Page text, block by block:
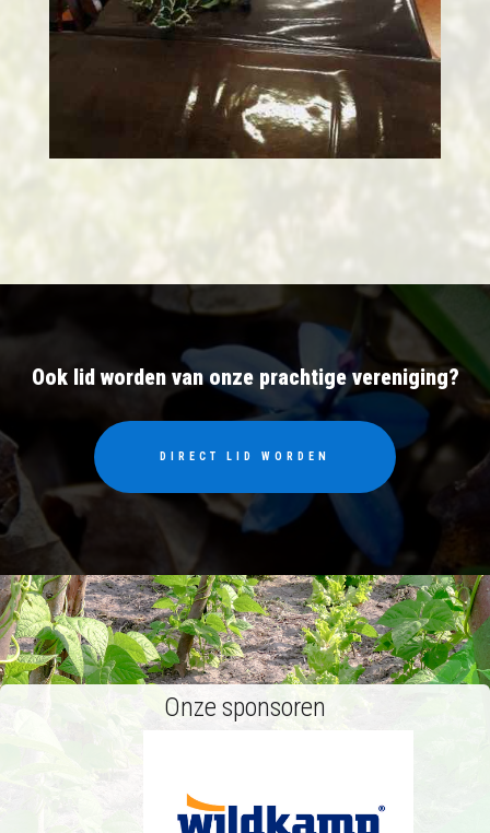
Ook lid worden van onze prachtige vereniging?
DIRECT LID WORDEN
Onze sponsoren